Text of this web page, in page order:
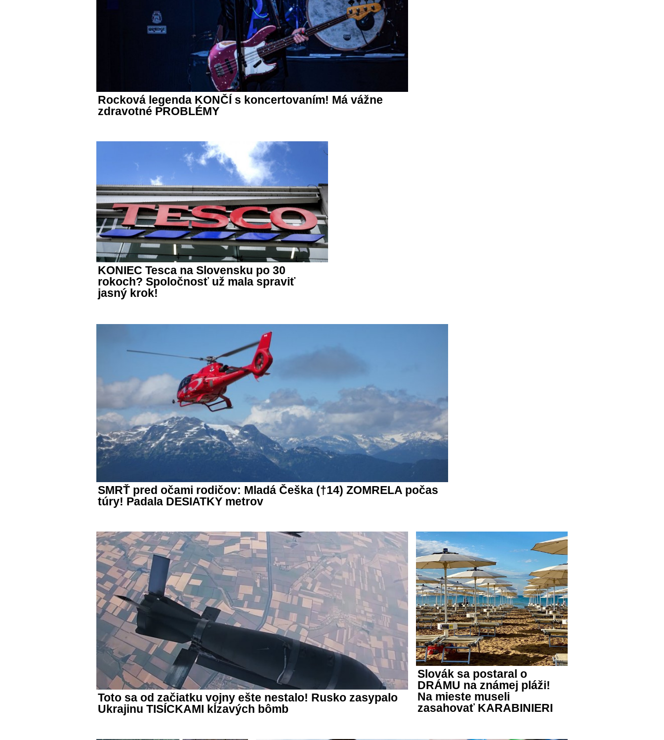
Rocková legenda KONČÍ s koncertovaním! Má vážne
zdravotné PROBLÉMY
KONIEC Tesca na Slovensku po 30
rokoch? Spoločnosť už mala spraviť
jasný krok!
SMRŤ pred očami rodičov: Mladá Češka (†14) ZOMRELA počas
túry! Padala DESIATKY metrov
Toto sa od začiatku vojny ešte nestalo! Rusko zasypalo
Ukrajinu TISÍCKAMI kĺzavých bômb
Slovák sa postaral o
DRÁMU na známej pláži!
Na mieste museli
zasahovať KARABINIERI